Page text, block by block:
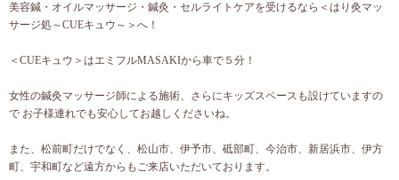
美容鍼・オイルマッサージ・鍼灸・セルライトケアを受けるなら＜はり灸マッ
サージ処～CUEキュウ～＞へ！
＜CUEキュウ＞はエミフルMASAKIから車で５分！
女性の鍼灸マッサージ師による施術、さらにキッズスペースも設けていますの
で お子様連れでも安心してお越しくださいね。
また、松前町だけでなく、松山市、伊予市、砥部町、今治市、新居浜市、伊方
町、宇和町など遠方からもご来店いただいております。